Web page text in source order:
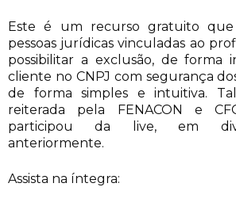
Este é um recurso gratuito que
pessoas jurídicas vinculadas ao
possibilitar a exclusão, de forma
cliente no CNPJ com segurança
de forma simples e intuitiva.
reiterada pela FENACON e
participou da live, em
anteriormente.
Assista na íntegra: